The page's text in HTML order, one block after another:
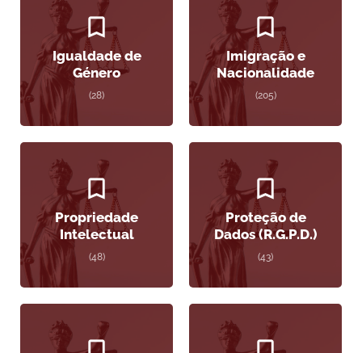
Igualdade de
Género
(28)
Imigração e
Nacionalidade
(205)
Propriedade
Intelectual
(48)
Proteção de
Dados (R.G.P.D.)
(43)